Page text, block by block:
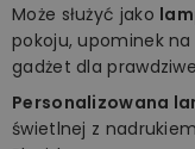
Może służyć jako
pokoju, upominek
gadżet dla
Personalizowana
świetlnej z